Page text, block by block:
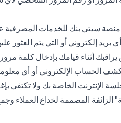
سيتي بنك للخدمات المصرفية
بريد إلكتروني أو التي يتم
أثناء قيامك بإدخال كلمة
الحساب الإلكتروني أو أي
الإنترنت الخاصة بك ولا
الزائفة المصممة لخداع العملاء